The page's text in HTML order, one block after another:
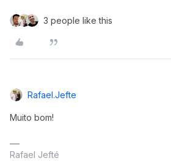
3 people like this
Rafael.jefte
Muito bom!
Rafael Jefté